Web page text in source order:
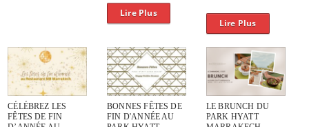
Lire Plus
Lire Plus
CÉLÉBREZ LES
FÊTES DE FIN
BONNES FÊTES DE
FIN D'ANNÉE AU
LE BRUNCH DU
PARK HYATT